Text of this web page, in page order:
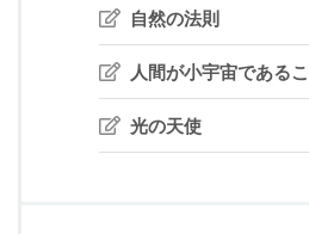
自然の法則
人間が小宇宙である
光の天使